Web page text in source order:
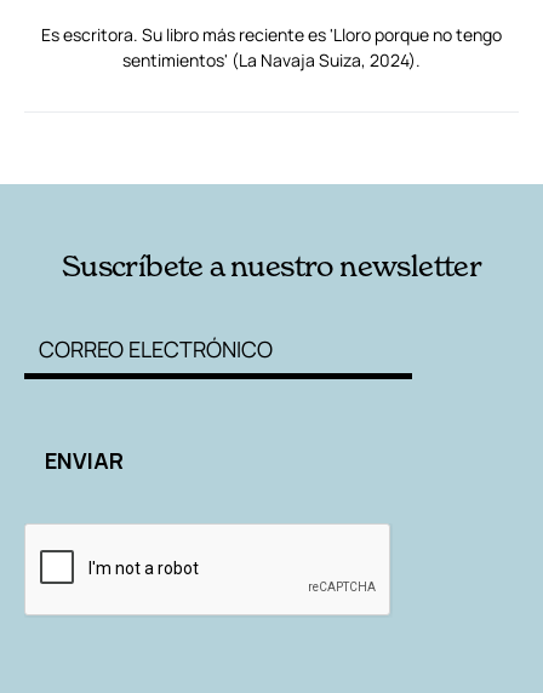
Es escritora. Su libro más reciente es 'Lloro porque no tengo
sentimientos' (La Navaja Suiza, 2024).
Suscríbete a nuestro newsletter